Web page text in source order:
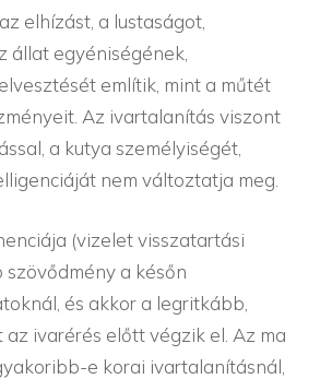
elhízást, a lustaságot,
állat egyéniségének,
említik, mint a műtét
Az ivartalanítás viszont
a kutya személyiségét,
nem változtatja meg.
(vizelet visszatartási
a későn
és akkor a legritkább,
ivarérés előtt végzik el. Az ma
e korai ivartalanításnál,